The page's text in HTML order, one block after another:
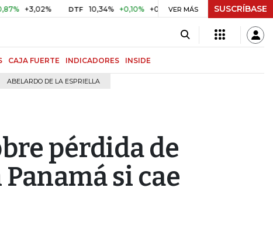
DTF 10,34% +0,10% +0,98% UVR $ 417,01 +$ 0,05
VER MÁS SUSCRÍBASE
CAJA FUERTE INDICADORES INSIDE
ABELARDO DE LA ESPRIELLA
pérdida de
si cae